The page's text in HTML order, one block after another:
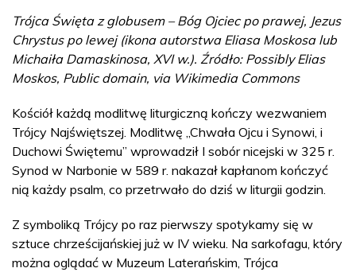
Trójca Święta z globusem – Bóg Ojciec po prawej, Jezus
Chrystus po lewej (ikona autorstwa Eliasa Moskosa lub
Michaiła Damaskinosa, XVI w.). Źródło: Possibly Elias
Moskos, Public domain, via Wikimedia Commons
Kościół każdą modlitwę liturgiczną kończy wezwaniem
Trójcy Najświętszej. Modlitwę „Chwała Ojcu i Synowi, i
Duchowi Świętemu” wprowadził I sobór nicejski w 325 r.
Synod w Narbonie w 589 r. nakazał kapłanom kończyć
nią każdy psalm, co przetrwało do dziś w liturgii godzin.
Z symboliką Trójcy po raz pierwszy spotykamy się w
sztuce chrześcijańskiej już w IV wieku. Na sarkofagu, który
można oglądać w Muzeum Laterańskim, Trójca